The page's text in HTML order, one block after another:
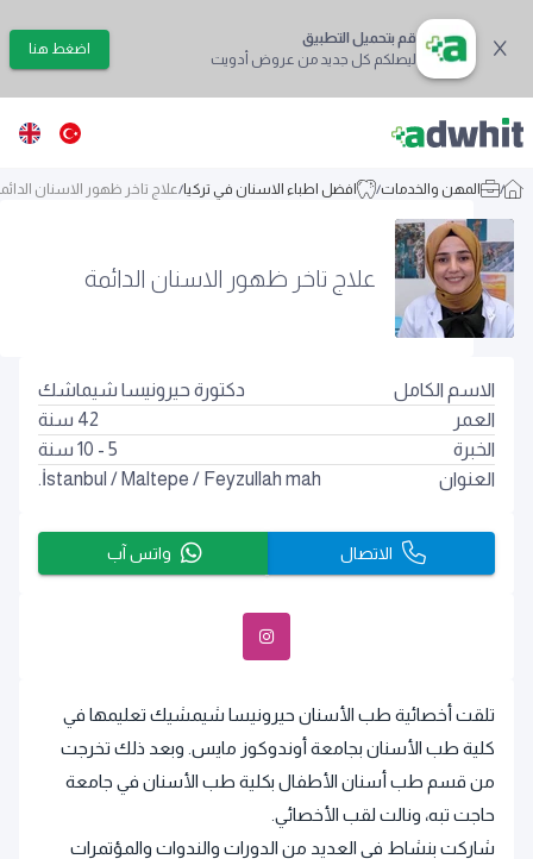
قم بتحميل التطبيق
ليصلكم كل جديد من عروض أدويت
اضغط هنا
/ المهن والخدمات/ افضل اطباء الاسنان في تركيا/علاج تاخر ظهور الاسنان
علاج تاخر ظهور الاسنان الدائمة
تلقت أخصائية طب الأسنان حيرونيسا شيمشيك تعليمها في
كلية طب الأسنان بجامعة أوندوكوز مايس. وبعد ذلك تخرجت
من قسم طب أسنان الأطفال بكلية طب الأسنان في جامعة
حاجت تبه، ونالت لقب الأخصائي.
شاركت بنشاط في العديد من الدورات والندوات والمؤتمرات
الاسم الكامل
دكتورة حيرونيسا شيماشك
العمر
42 سنة
الخبرة
5 - 10 سنة
العنوان
İstanbul / Maltepe / Feyzullah mah.
الاتصال واتس آب